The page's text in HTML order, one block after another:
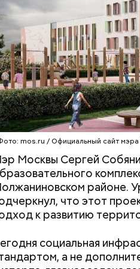
mos.ru / Официальный сайт
Москвы Сергей
районе.
что этот
к развитию
социальная
а не
глава города
Люблинско-Дмитровской